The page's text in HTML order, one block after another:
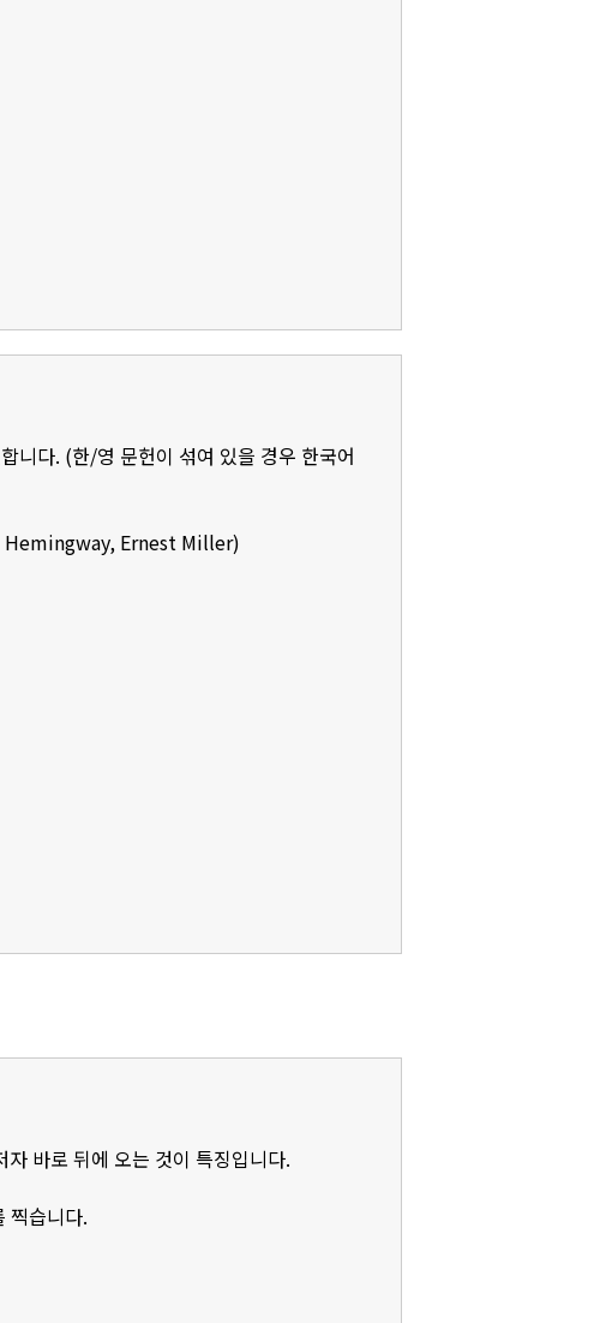
니다. (한/영 문헌이 섞여 있을 경우 한국어
Hemingway, Ernest Miller)
바로 뒤에 오는 것이 특징입니다.
찍습니다.